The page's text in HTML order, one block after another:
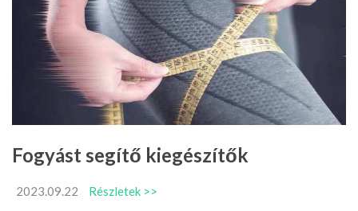
Fogyást segítő kiegészítők
2023.09.22
Részletek >>